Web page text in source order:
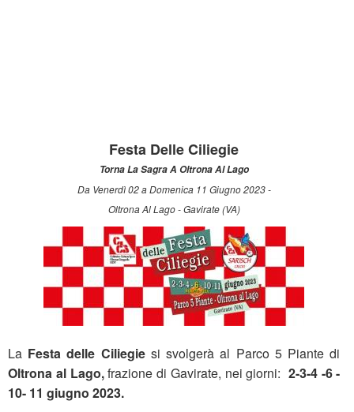
Festa Delle Ciliegie
Torna La Sagra A Oltrona Al Lago
Da Venerdì 02 a Domenica 11 Giugno 2023 -
Oltrona Al Lago - Gavirate (VA)
La Festa delle Ciliegie si svolgerà al Parco 5 Piante di
Oltrona al Lago,frazione di Gavirate, nei giorni: 2-3-4 -6 -
10- 11 giugno 2023.